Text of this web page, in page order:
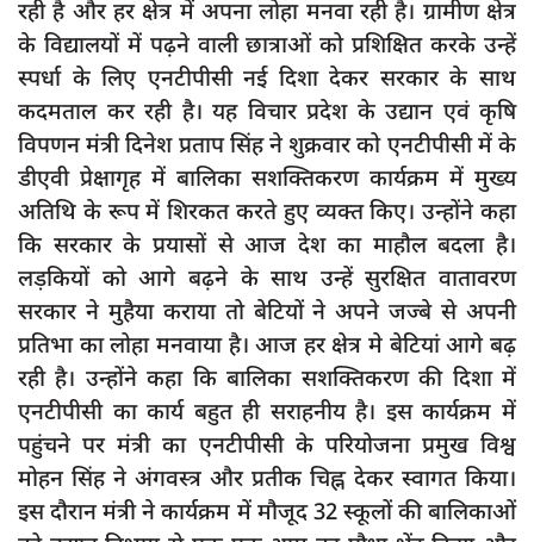
editors-pick
other
Login
Register
English
रही है और हर क्षेत्र में अपना लोहा मनवा रही है। ग्रामीण क्षेत्र
के विद्यालयों में पढ़ने वाली छात्राओं को प्रशिक्षित करके उन्हें
स्पर्धा के लिए एनटीपीसी नई दिशा देकर सरकार के साथ
कदमताल कर रही है। यह विचार प्रदेश के उद्यान एवं कृषि
विपणन मंत्री दिनेश प्रताप सिंह ने शुक्रवार को एनटीपीसी में के
डीएवी प्रेक्षागृह में बालिका सशक्तिकरण कार्यक्रम में मुख्य
अतिथि के रूप में शिरकत करते हुए व्यक्त किए। उन्होंने कहा
कि सरकार के प्रयासों से आज देश का माहौल बदला है।
लड़कियों को आगे बढ़ने के साथ उन्हें सुरक्षित वातावरण
सरकार ने मुहैया कराया तो बेटियों ने अपने जज्बे से अपनी
प्रतिभा का लोहा मनवाया है। आज हर क्षेत्र मे बेटियां आगे बढ़
रही है। उन्होंने कहा कि बालिका सशक्तिकरण की दिशा में
एनटीपीसी का कार्य बहुत ही सराहनीय है। इस कार्यक्रम में
पहुंचने पर मंत्री का एनटीपीसी के परियोजना प्रमुख विश्व
मोहन सिंह ने अंगवस्त्र और प्रतीक चिह्न देकर स्वागत किया।
इस दौरान मंत्री ने कार्यक्रम में मौजूद 32 स्कूलों की बालिकाओं